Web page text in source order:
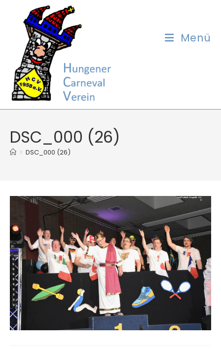
springen
Menü
DSC_000 (26)
> DSC_000 (26)